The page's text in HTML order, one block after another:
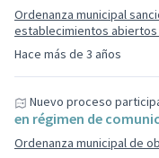
Hace más de 3 años
Ordenanza municipal
establecimientos abiertos
Nuevo proceso
en régimen de
Ordenanza municipal de